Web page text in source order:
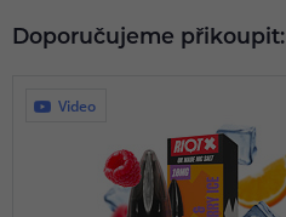
Doporučujeme přikoupit:
Video